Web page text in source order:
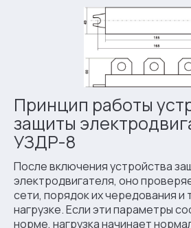
Принцип работы
защиты
УЗДР-8
После включения устройства
электродвигателя, оно
сети, порядок их чередования и
нагрузке. Если эти параметры
норме, нагрузка начинает